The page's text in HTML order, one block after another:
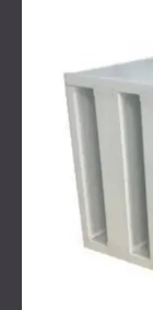
chłodniczych.
Hałas miejski z
jest coraz
musi
samopoczucie
maszyn.
Projekt ten
trzy wymagania